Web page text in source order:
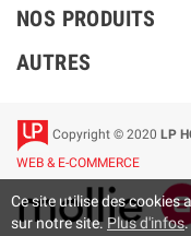
NOS PRODUITS
AUTRES
Copyright © 2020 LP
WEB & E-COMMERCE
Ce site utilise des cookies
sur notre site. Plus d'infos.